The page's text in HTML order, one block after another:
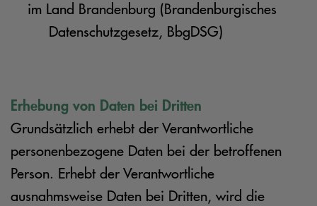
im Land Brandenburg (Brandenburgisches
Datenschutzgesetz, BbgDSG)
Erhebung von Daten bei Dritten
Grundsätzlich erhebt der Verantwortliche
personenbezogene Daten bei der betroffenen
Person. Erhebt der Verantwortliche
ausnahmsweise Daten bei Dritten, wird die